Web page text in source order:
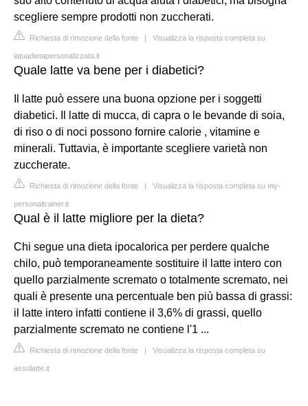
scegliere sempre prodotti non zuccherati.
Richiesta di rimozione della fonte | Visualizza la risposta completa su
latuadietapersonalizzata.it
Quale latte va bene per i diabetici?
Il latte può essere una buona opzione per i soggetti
diabetici. Il latte di mucca, di capra o le bevande di soia,
di riso o di noci possono fornire calorie , vitamine e
minerali. Tuttavia, è importante scegliere varietà non
zuccherate.
Richiesta di rimozione della fonte | Visualizza la risposta completa su my-
personaltrainer.it
Qual è il latte migliore per la dieta?
Chi segue una dieta ipocalorica per perdere qualche
chilo, può temporaneamente sostituire il latte intero con
quello parzialmente scremato o totalmente scremato, nei
quali è presente una percentuale ben più bassa di grassi:
il latte intero infatti contiene il 3,6% di grassi, quello
parzialmente scremato ne contiene l'1 ...
Richiesta di rimozione della fonte | Visualizza la risposta completa su
assolatte.it